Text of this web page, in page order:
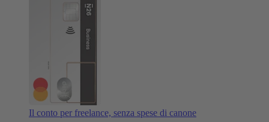
Il conto per freelance, senza spese di canone